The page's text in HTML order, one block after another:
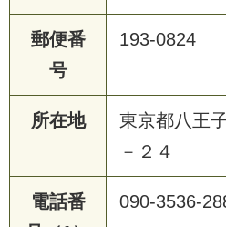
郵便番
号
193-0824
所在地
東京都八王
－２４
電話番
090-3536-